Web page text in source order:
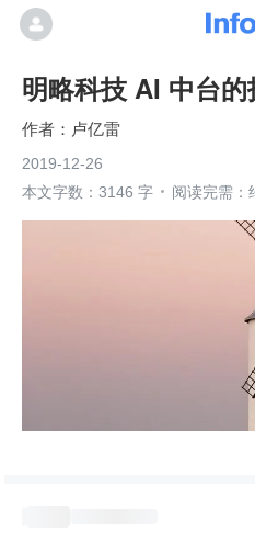
明略科技 AI 中台
卢亿雷
2019-12-26
本文字数：3146 字
阅读完需：